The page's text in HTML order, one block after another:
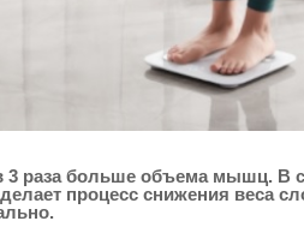
раза больше объема мышц. В
процесс снижения веса